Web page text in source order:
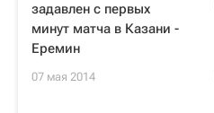
задавлен с первых
минут матча в Казани -
Еремин
07 мая 2014